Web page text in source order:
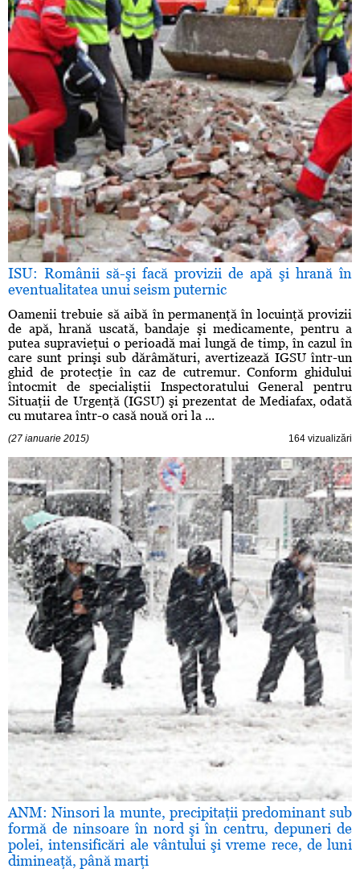
ISU: Românii să-şi facă provizii de apă şi hrană în
eventualitatea unui seism puternic
Oamenii trebuie să aibă în permanenţă în locuinţă provizii
de apă, hrană uscată, bandaje şi medicamente, pentru a
putea supravieţui o perioadă mai lungă de timp, în cazul în
care sunt prinşi sub dărâmături, avertizează IGSU într-un
ghid de protecţie în caz de cutremur. Conform ghidului
întocmit de specialiştii Inspectoratului General pentru
Situaţii de Urgenţă (IGSU) şi prezentat de Mediafax, odată
cu mutarea într-o casă nouă ori la ...
(27 ianuarie 2015) 164 vizualizări
ANM: Ninsori la munte, precipitaţii predominant sub
formă de ninsoare în nord şi în centru, depuneri de
polei, intensificări ale vântului şi vreme rece, de luni
dimineaţă, până marţi